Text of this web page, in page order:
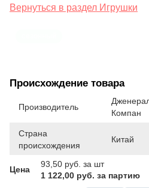
Вернуться в раздел Игрушки
Происхождение товара
Производитель
Компан
Страна
происхождения
Китай
Цена
93,50 руб. за шт
1 122,00 руб. за партию